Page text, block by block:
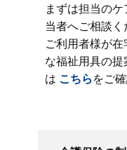
まずは担当の
当者へご相談く
ご利用者様が
な福祉用具の
は こちらをご